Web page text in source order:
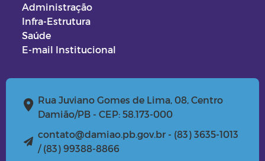
Administração
Infra-Estrutura
Saúde
E-mail Institucional
Rua Juviano Gomes de Lima, 08, Centro
Damião/PB - CEP: 58.173-000
contato@damiao.pb.gov.br - (83) 3635-1013
/ (83) 99388-8866